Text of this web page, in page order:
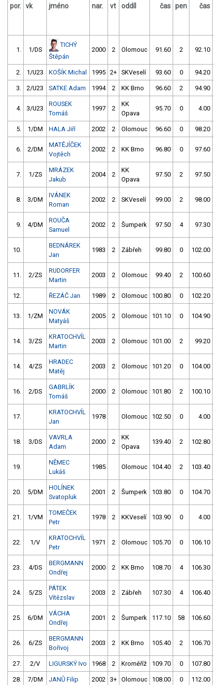
por. vk jméno nar. vt oddíl čas pen čas
1. 1/DS
TICHÝ
Štěpán
2000 2 Olomouc 91.60 2 92.10
2. 1/U23 KOŠÍK Michal 1995 2+ SKVeselí 93.60 0 94.20
3. 2/U23 SATKE Adam 1994 2 KK Brno 96.60 2 94.90
4. 3/U23
ROUSEK
Tomáš
1997 2
KK
Opava
95.70 0 4.00
5. 1/DM HALA Jiří 2002 2 Olomouc 96.60 0 98.20
6. 2/DM
MATĚJÍČEK
Vojtěch
2002 2 KK Brno 96.80 0 97.60
7. 1/ZS
MRÁZEK
Jakub
2004 2
KK
Opava
97.50 2 97.50
8. 3/DM
IVÁNEK
Roman
2002 2 SKVeselí 99.00 2 98.00
9. 4/DM
ROUČA
Samuel
2002 2 Šumperk 97.50 4 97.30
10.
BEDNÁREK
Jan
1983 2 Zábřeh 99.80 0 102.00
11. 2/ZS
RUDORFER
Martin
2003 2 Olomouc 99.40 2 100.60
12. ŘEZÁČ Jan 1989 2 Olomouc 100.80 0 102.20
13. 1/ZM
NOVÁK
Matyáš
2005 2 Olomouc 101.10 0 104.90
14. 3/ZS
KRATOCHVÍL
Martin
2003 2 Olomouc 101.00 2 99.20
14. 4/ZS
HRADEC
Matěj
2003 2 Olomouc 101.20 0 104.00
16. 2/DS
GABRLÍK
Tomáš
2000 2 Olomouc 101.80 2 100.10
17.
KRATOCHVÍL
Jan
1978 Olomouc 102.50 0 4.00
18. 3/DS
VAVRLA
Adam
2000 2
KK
Opava
139.40 2 102.80
19.
NĚMEC
Lukáš
1985 Olomouc 104.40 2 103.40
20. 5/DM
HOLÍNEK
Svatopluk
2001 2 Šumperk 103.80 0 104.70
21. 1/VM
TOMEČEK
Petr
1978 2 KKVeselí 103.90 0 4.00
22. 1/V
KRATOCHVÍL
Petr
1971 2 Olomouc 105.70 0 106.10
23. 4/DS
BERGMANN
Ondřej
2000 2 KK Brno 108.70 4 106.30
24. 5/ZS
PÁTEK
Vítězslav
2003 2 Zábřeh 107.30 4 106.40
25. 6/DM
VÁCHA
Ondřej
2001 2 Šumperk 117.10 58 106.60
26. 6/ZS
BERGMANN
Bořivoj
2003 2 KK Brno 105.40 2 106.70
27. 2/V LIGURSKÝ Ivo 1968 2 Kroměříž 109.70 0 107.80
28. 7/DM JANŮ Filip 2002 3+ Olomouc 108.00 0 112.00